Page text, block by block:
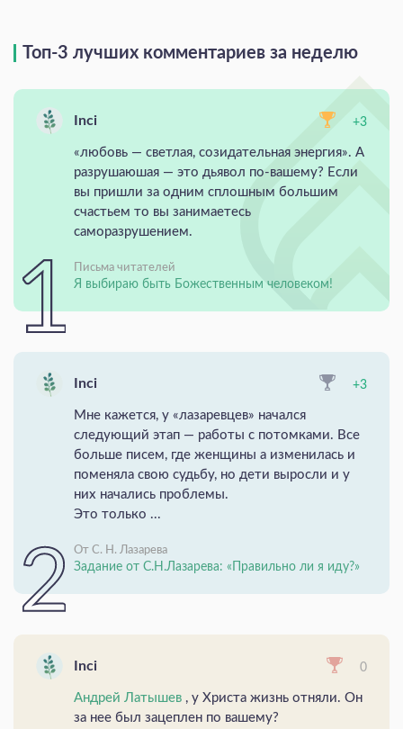
Топ-3 лучших комментариев за неделю
Inci +3
«любовь — светлая, созидательная энергия». А
разрушаюшая — это дьявол по-вашему? Если
вы пришли за одним сплошным большим
счастьем то вы занимаетесь
саморазрушением.
Письма читателей
Я выбираю быть Божественным человеком!
Inci +3
Мне кажется, у «лазаревцев» начался
следующий этап — работы с потомками. Все
больше писем, где женщины а изменилась и
поменяла свою судьбу, но дети выросли и у
них начались проблемы.
Это только ...
От С. Н. Лазарева
Задание от С.Н.Лазарева: «Правильно ли я иду?»
Inci 0
Андрей Латышев , у Христа жизнь отняли. Он
за нее был зацеплен по вашему?